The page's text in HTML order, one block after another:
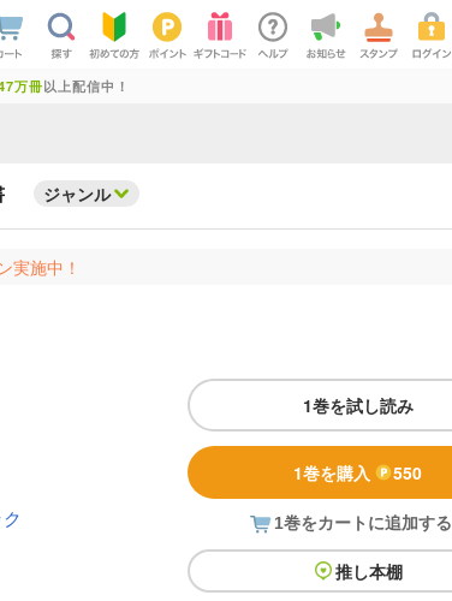
万冊以上配信中！
ジャンル
実施中！
1巻を試し読み
1巻を購入 550
1巻をカートに追加する
推し本棚